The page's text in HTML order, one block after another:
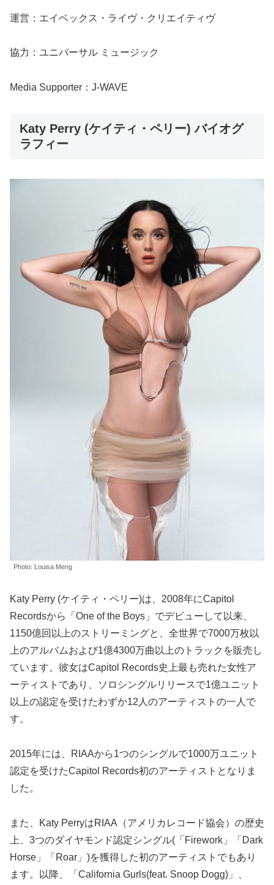
運営：エイベックス・ライヴ・クリエイティヴ
協力：ユニバーサル ミュージック
Media Supporter：J-WAVE
Katy Perry (ケイティ・ペリー) バイオグ
ラフィー
Photo: Louisa Meng
Katy Perry (ケイティ・ペリー)は、2008年にCapitol
Recordsから「One of the Boys」でデビューして以来、
1150億回以上のストリーミングと、全世界で7000万枚以
上のアルバムおよび1億4300万曲以上のトラックを販売し
ています。彼女はCapitol Records史上最も売れた女性ア
ーティストであり、ソロシングルリリースで1億ユニット
以上の認定を受けたわずか12人のアーティストの一人で
す。
2015年には、RIAAから1つのシングルで1000万ユニット
認定を受けたCapitol Records初のアーティストとなりま
した。
また、Katy PerryはRIAA（アメリカレコード協会）の歴史
上、3つのダイヤモンド認定シングル(「Firework」「Dark
Horse」「Roar」)を獲得した初のアーティストでもあり
ます。以降、「California Gurls(feat. Snoop Dogg)」、